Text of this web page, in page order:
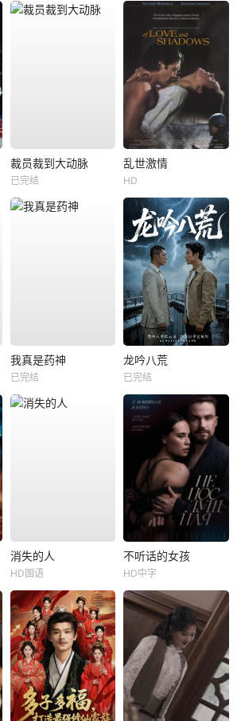
裁员裁到大动脉
已完结
乱世激情
HD
我真是药神
已完结
龙吟八荒
已完结
消失的人
HD国语
不听话的女孩
HD中字